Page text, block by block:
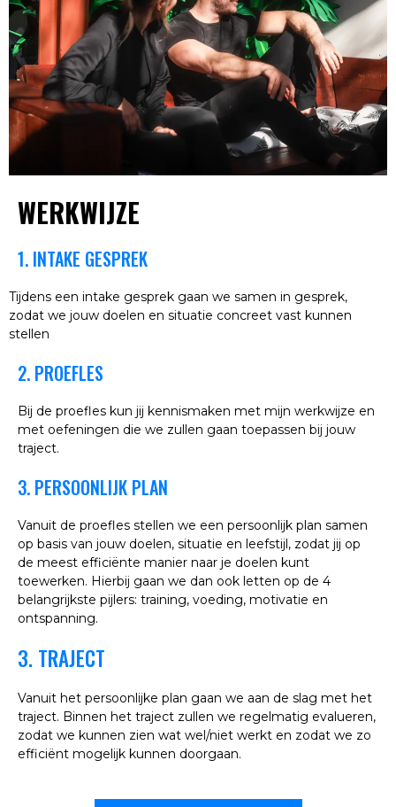
WERKWIJZE
1. INTAKE GESPREK
Tijdens een intake gesprek gaan we samen in gesprek,
zodat we jouw doelen en situatie concreet vast kunnen
stellen
2. PROEFLES
Bij de proefles kun jij kennismaken met mijn werkwijze en
met oefeningen die we zullen gaan toepassen bij jouw
traject.
3. PERSOONLIJK PLAN
Vanuit de proefles stellen we een persoonlijk plan samen
op basis van jouw doelen, situatie en leefstijl, zodat jij op
de meest efficiënte manier naar je doelen kunt
toewerken. Hierbij gaan we dan ook letten op de 4
belangrijkste pijlers: training, voeding, motivatie en
ontspanning.
3. TRAJECT
Vanuit het persoonlijke plan gaan we aan de slag met het
traject. Binnen het traject zullen we regelmatig evalueren,
zodat we kunnen zien wat wel/niet werkt en zodat we zo
efficiënt mogelijk kunnen doorgaan.